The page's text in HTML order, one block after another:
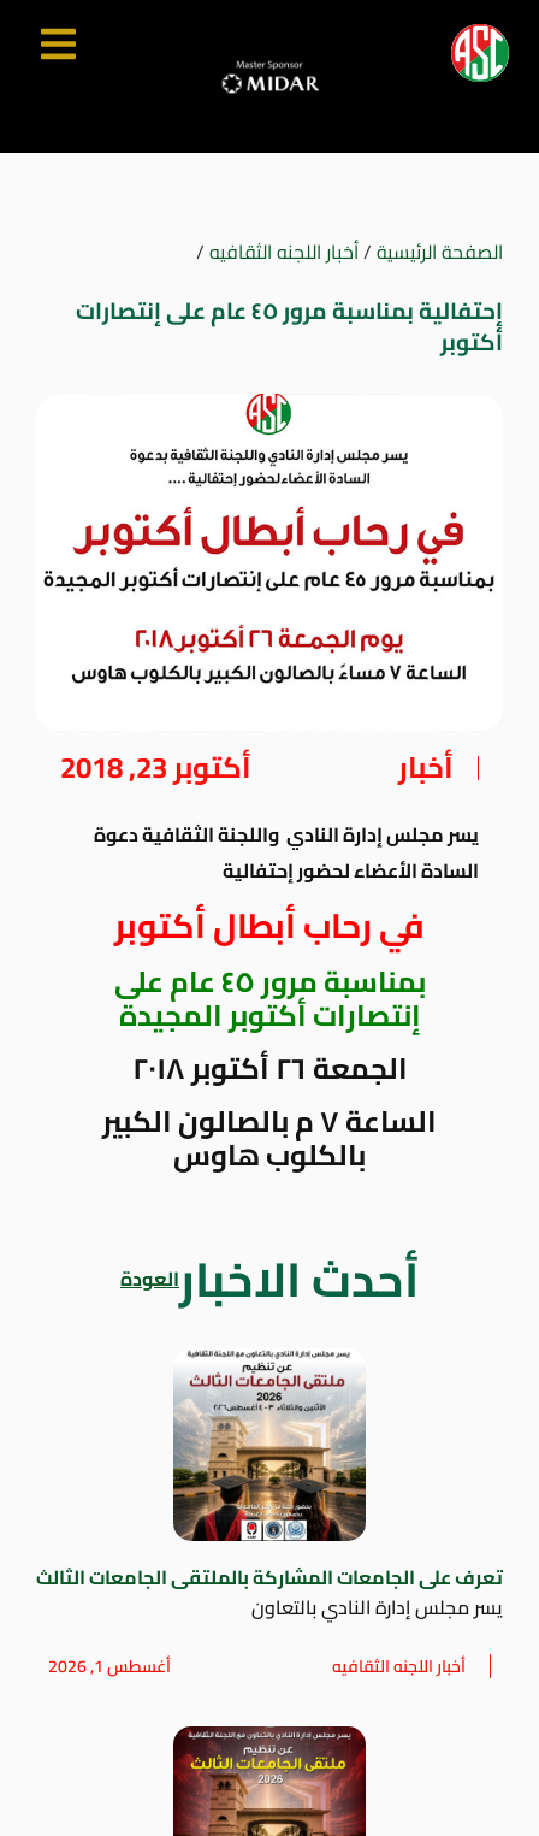
الصفحة الرئيسية/أخبار اللجنه الثقافيه/
إحتفالية بمناسبة مرور ٤٥ عام على إنتصارات
أكتوبر
أخبار أكتوبر 23, 2018
يسر مجلس إدارة النادي واللجنة الثقافية دعوة
السادة الأعضاء لحضور إحتفالية
في رحاب أبطال أكتوبر
بمناسبة مرور ٤٥ عام على
إنتصارات أكتوبر المجيدة
الجمعة ٢٦ أكتوبر ٢٠١٨
الساعة ٧ م بالصالون الكبير
بالكلوب هاوس
أحدث الاخبارالعودة
تعرف على الجامعات المشاركة بالملتقى الجامعات الثالث
يسر مجلس إدارة النادي بالتعاون
أخبار اللجنه الثقافيه أغسطس 1, 2026